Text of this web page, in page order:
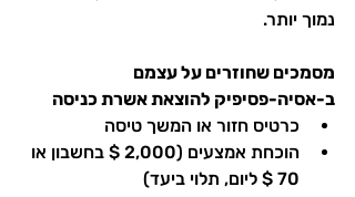
נמוך יותר.
מסמכים שחוזרים על עצמם
ב-אסיה-פסיפיק להוצאת אשרת כניסה
כרטיס חזור או המשך טיסה
הוכחת אמצעים (2,000 $ בחשבון או
70 $ ליום, תלוי ביעד)